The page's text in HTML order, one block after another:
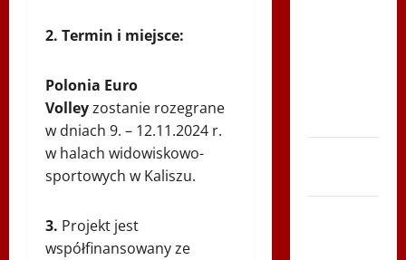
2. Termin i miejsce:
Polonia Euro
Volleyzostanie rozegrane
w dniach 9. – 12.11.2024 r.
w halach widowiskowo-
sportowych w Kaliszu.
3. Projekt jest
współfinansowany ze